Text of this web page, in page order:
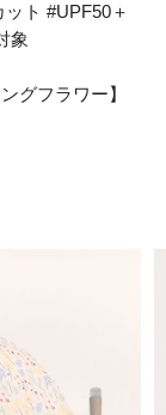
ト #UPF50＋
象
グフラワー】